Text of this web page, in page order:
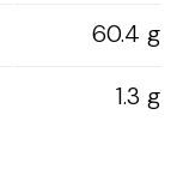
60.4 g
1.3 g